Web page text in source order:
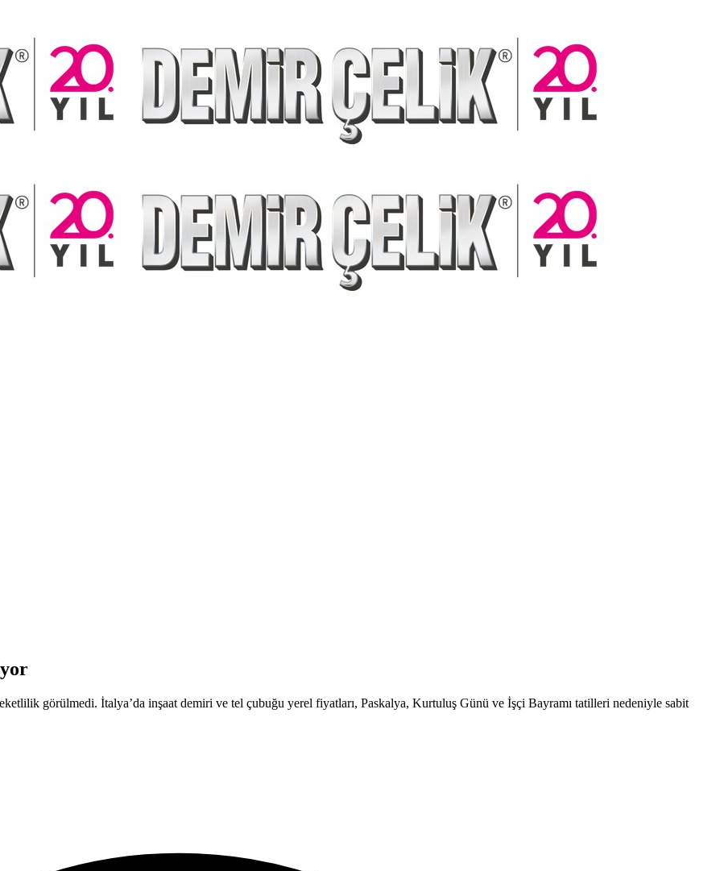
görülmedi. İtalya’da inşaat demiri ve tel çubuğu yerel fiyatları, Paskalya, Kurtuluş Günü ve İşçi Bayramı tatilleri nedeniyle sabit